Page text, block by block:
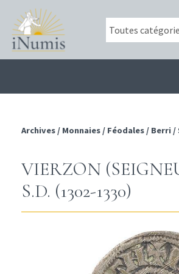
Archives / Monnaies / Féodales / Berri /
VIERZON
S.D. (1302-1330)